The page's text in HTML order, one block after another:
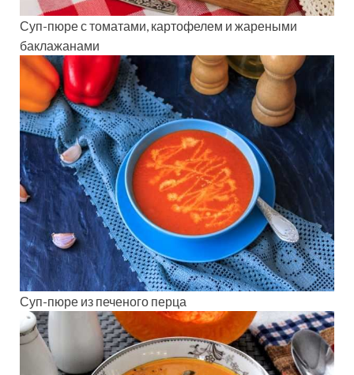
Суп-пюре с томатами, картофелем и жареными
баклажанами
Суп-пюре из печеного перца